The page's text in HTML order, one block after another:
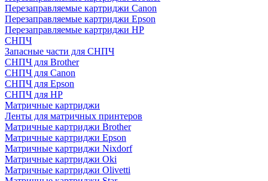
Перезаправляемые картриджи Canon
Перезаправляемые картриджи Epson
Перезаправляемые картриджи HP
СНПЧ
Запасные части для СНПЧ
СНПЧ для Brother
СНПЧ для Canon
СНПЧ для Epson
СНПЧ для HP
Матричные картриджи
Ленты для матричных принтеров
Матричные картриджи Brother
Матричные картриджи Epson
Матричные картриджи Nixdorf
Матричные картриджи Oki
Матричные картриджи Olivetti